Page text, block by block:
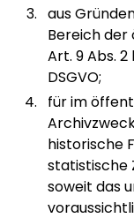
aus
Bereich
Art. 9 Abs. 2
DSGVO;
für im
historische
statistische
soweit das